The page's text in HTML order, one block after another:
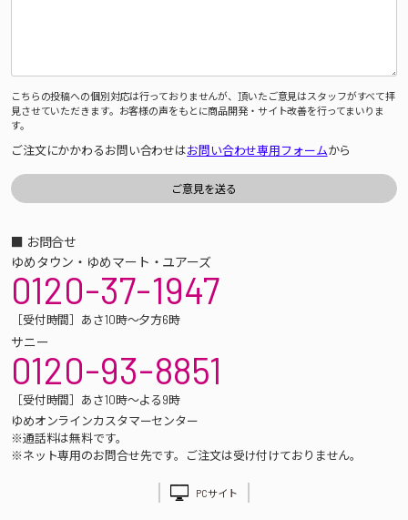
こちらの投稿への個別対応は行っておりませんが、頂いたご意見はスタッフがすべて拝
見させていただきます。お客様の声をもとに商品開発・サイト改善を行ってまいりま
す。
ご注文にかかわるお問い合わせはお問い合わせ専用フォームから
■ お問合せ
ゆめタウン・ゆめマート・ユアーズ
0120-37-1947
［受付時間］あさ10時～夕方6時
サニー
0120-93-8851
［受付時間］あさ10時～よる9時
ゆめオンラインカスタマーセンター
※通話料は無料です。
※ネット専用のお問合せ先です。ご注文は受け付けておりません。
PCサイト